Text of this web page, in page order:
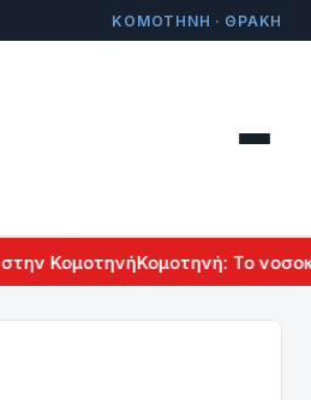
ΚΟΜΟΤΗΝΗ · ΘΡΑΚΗ
ΚομοτηνήΚομοτηνή: Το